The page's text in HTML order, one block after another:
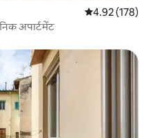
औसत रेटिंग 5 में से
4.92 (178)
अपार्टमेंट